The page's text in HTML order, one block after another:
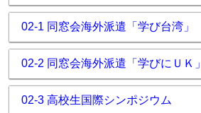
02-1 同窓会海外派遣「学び台湾」
02-2 同窓会海外派遣「学びにＵＫ」
02-3 高校生国際シンポジウム